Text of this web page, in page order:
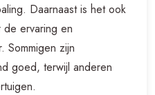
Daarnaast is het ook
de ervaring en
Sommigen zijn
goed, terwijl anderen